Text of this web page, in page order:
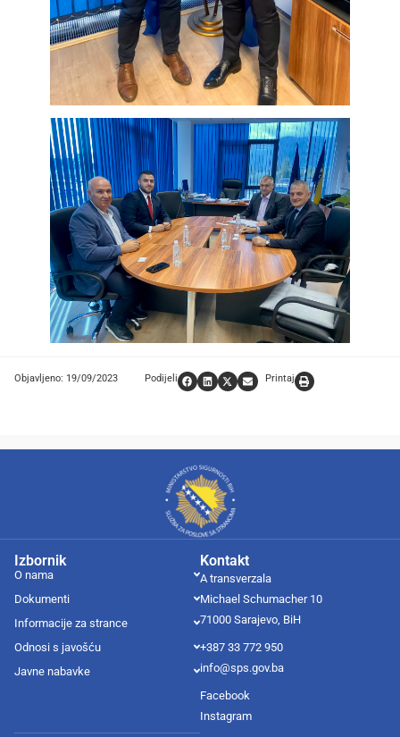
Objavljeno: 19/09/2023 Podijeli Printaj
Kontakt
A transverzala
Michael Schumacher 10
71000 Sarajevo, BiH
+387 33 772 950
info@sps.gov.ba
Facebook
Instagram
Izbornik
O nama
Dokumenti
Informacije za strance
Odnosi s javošću
Javne nabavke